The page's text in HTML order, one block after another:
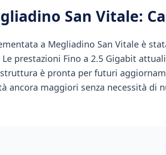
San Vitale:
a Megliadino San Vitale è
prestazioni Fino a 2.5 Gigabit
è pronta per futuri
ancora maggiori senza necessità di